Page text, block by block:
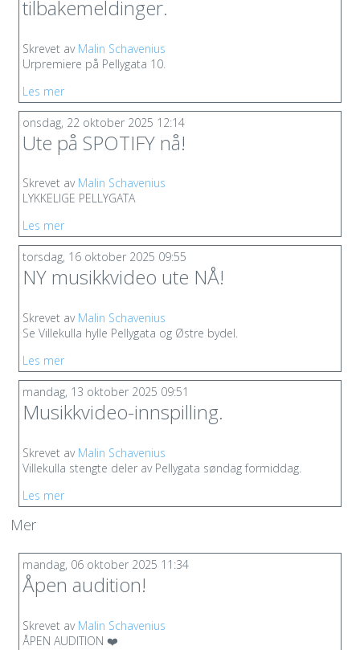
tilbakemeldinger.
Skrevet av Malin Schavenius
Urpremiere på Pellygata 10.
Les mer
onsdag, 22 oktober 2025 12:14
Ute på SPOTIFY nå!
Skrevet av Malin Schavenius
LYKKELIGE PELLYGATA
Les mer
torsdag, 16 oktober 2025 09:55
NY musikkvideo ute NÅ!
Skrevet av Malin Schavenius
Se Villekulla hylle Pellygata og Østre bydel.
Les mer
mandag, 13 oktober 2025 09:51
Musikkvideo-innspilling.
Skrevet av Malin Schavenius
Villekulla stengte deler av Pellygata søndag formiddag.
Les mer
Mer
mandag, 06 oktober 2025 11:34
Åpen audition!
Skrevet av Malin Schavenius
ÅPEN AUDITION❤️